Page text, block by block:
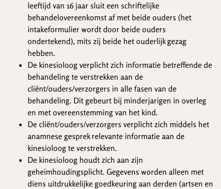
leeftijd van 16 jaar sluit een schriftelijke
behandelovereenkomst af met beide ouders (het
intakeformulier wordt door beide ouders
ondertekend), mits zij beide het ouderlijk gezag
hebben.
De kinesioloog verplicht zich informatie betreffende de
behandeling te verstrekken aan de
cliënt/ouders/verzorgers in alle fasen van de
behandeling. Dit gebeurt bij minderjarigen in overleg
en met overeenstemming van het kind.
De cliënt/ouders/verzorgers verplicht zich middels het
anamnese gesprek relevante informatie aan de
kinesioloog te verstrekken.
De kinesioloog houdt zich aan zijn
geheimhoudingsplicht. Gegevens worden alleen met
diens uitdrukkelijke goedkeuring aan derden (artsen en